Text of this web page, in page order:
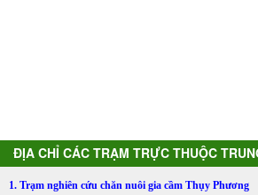
ĐỊA CHỈ CÁC TRẠM TRỰC THUỘC
1. Trạm nghiên cứu chăn nuôi gia cầm Thụy Phương